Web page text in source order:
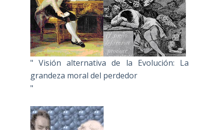
" Visión alternativa de la Evolución: La
grandeza moral del perdedor
"